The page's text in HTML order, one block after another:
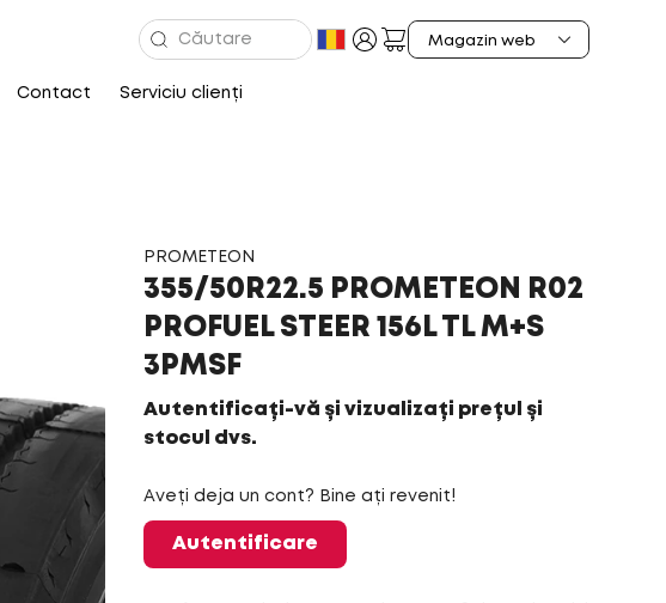
Contact Serviciu clienți
PROMETEON
355/50R22.5 PROMETEON R02
PROFUEL STEER 156L TL M+S
3PMSF
Autentificați-vă și vizualizați prețul și
stocul dvs.
Aveți deja un cont? Bine ați revenit!
Autentificare